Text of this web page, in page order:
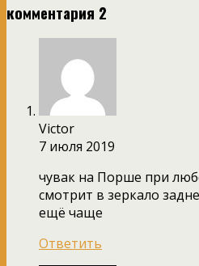
комментария 2
Victor
7 июля 2019
чувак на Порше при
смотрит в зеркало
ещё чаще
Ответить